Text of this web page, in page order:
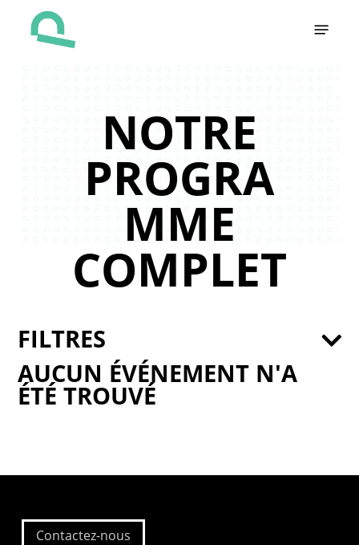
NOTRE
PROGRA
MME
COMPLET
AUCUN ÉVÉNEMENT N'A
ÉTÉ TROUVÉ
FILTRES
Contactez-nous